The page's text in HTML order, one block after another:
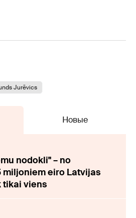
Jurēvics
Новые
nodokli" – no
eiro Latvijas
tikai viens